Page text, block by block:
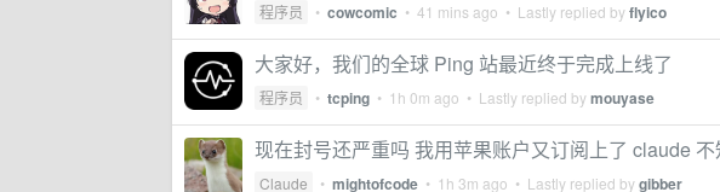
程序员 • cowcomic • 41 mins ago • Lastly replied byflyico
大家好，我们的全球 Ping 站最近终于完成上线了
程序员 • tcping • 1h 0m ago • Lastly replied bymouyase
现在封号还严重吗 我用苹果账户又订阅上了 claude
Claude • mightofcode • 1h 3m ago • Lastly replied bygibber